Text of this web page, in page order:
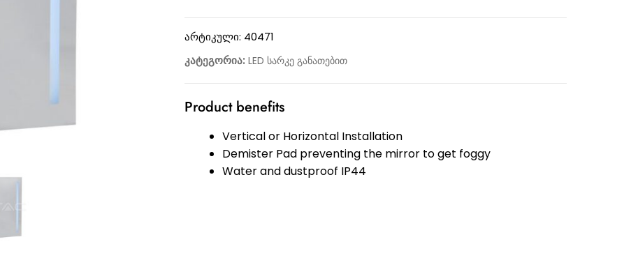
არტიკული: 40471
კატეგორია: LED სარკე განათებით
Product benefits
Vertical or Horizontal Installation
Demister Pad preventing the mirror to get foggy
Water and dustproof IP44